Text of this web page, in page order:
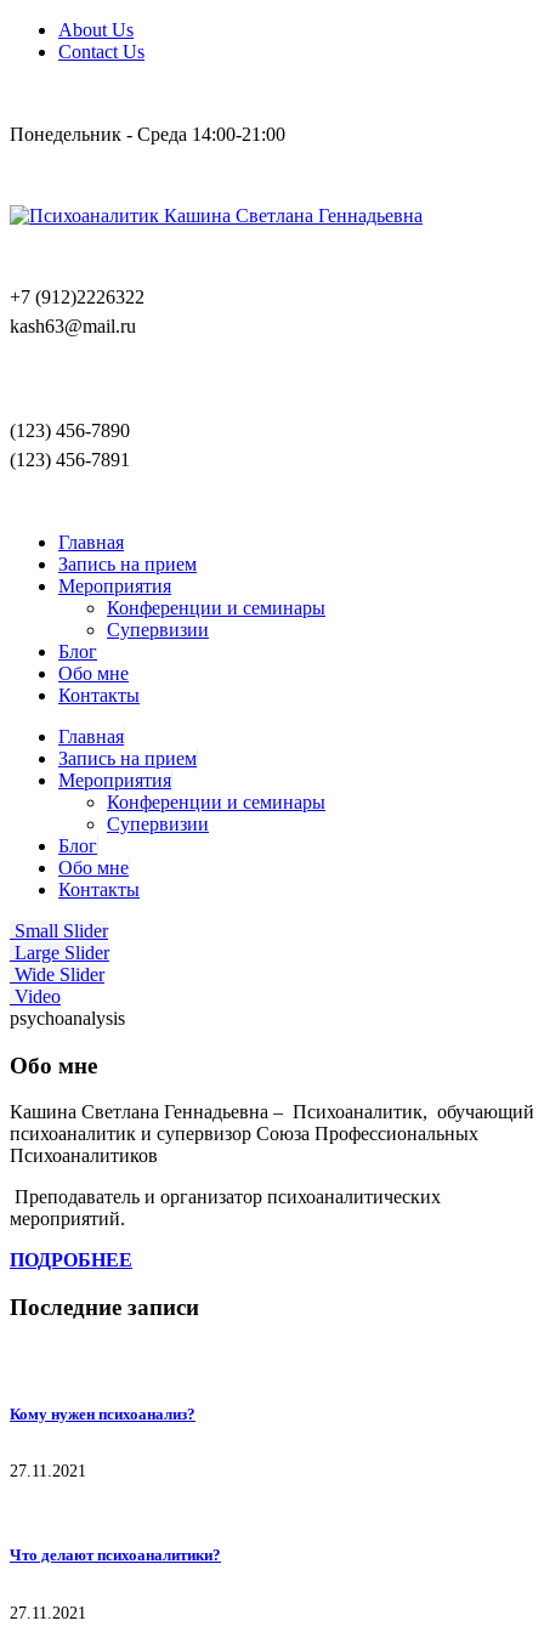
About Us
Contact Us
Понедельник - Среда 14:00-21:00
+7 (912)2226322
kash63@mail.ru
(123) 456-7890
(123) 456-7891
Главная
Запись на прием
Мероприятия
Конференции и семинары
Супервизии
Блог
Обо мне
Контакты
Главная
Запись на прием
Мероприятия
Конференции и семинары
Супервизии
Блог
Обо мне
Контакты
Small Slider
Large Slider
Wide Slider
Video
psychoanalysis
Обо мне
Кашина Светлана Геннадьевна – Психоаналитик, обучающий
психоаналитик и супервизор Союза Профессиональных
Психоаналитиков
Преподаватель и организатор психоаналитических
мероприятий.
ПОДРОБНЕЕ
Последние записи
Кому нужен психоанализ?
27.11.2021
Что делают психоаналитики?
27.11.2021